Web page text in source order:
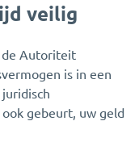
veilig
de Autoriteit
is in een
gebeurt, uw geld